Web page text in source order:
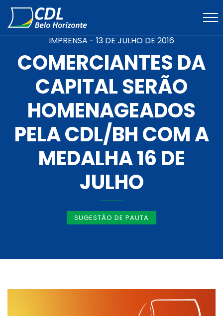
IMPRENSA - 13 DE JULHO DE 2016
COMERCIANTES DA
CAPITAL SERÃO
HOMENAGEADOS
PELA CDL/BH COM A
MEDALHA 16 DE
JULHO
SUGESTÃO DE PAUTA